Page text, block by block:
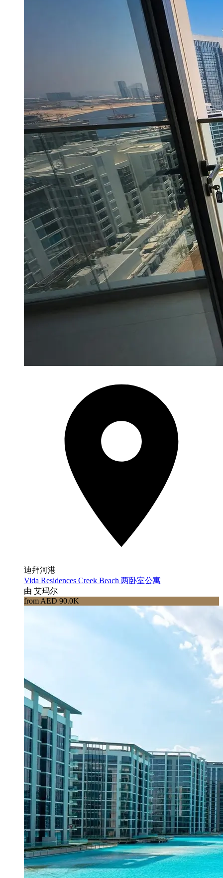
迪拜河港
Vida Residences Creek Beach 两卧室公寓
由 艾玛尔
from AED 90.0K